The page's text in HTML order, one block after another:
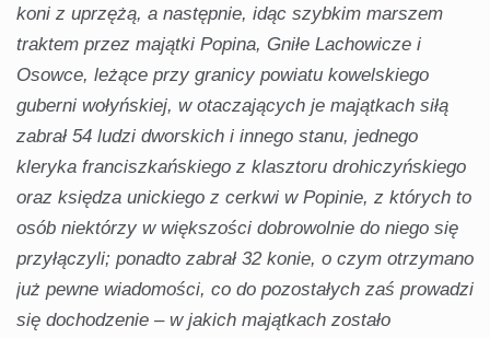
koni z uprzężą, a następnie, idąc szybkim marszem
traktem przez majątki Popina, Gniłe Lachowicze i
Osowce, leżące przy granicy powiatu kowelskiego
guberni wołyńskiej, w otaczających je majątkach siłą
zabrał 54 ludzi dworskich i innego stanu, jednego
kleryka franciszkańskiego z klasztoru drohiczyńskiego
oraz księdza unickiego z cerkwi w Popinie, z których to
osób niektórzy w większości dobrowolnie do niego się
przyłączyli; ponadto zabrał 32 konie, o czym otrzymano
już pewne wiadomości, co do pozostałych zaś prowadzi
się dochodzenie – w jakich majątkach zostało